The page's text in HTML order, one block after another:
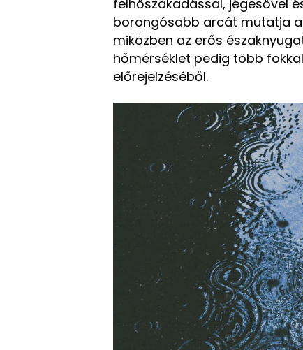
felhőszakadással, jégesővel
borongósabb arcát mutatja
miközben az erős
hőmérséklet pedig több
előrejelzéséből.